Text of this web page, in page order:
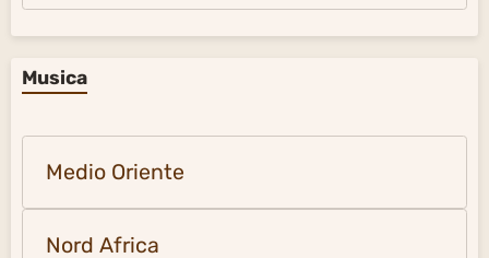
Musica
Medio Oriente
Nord Africa